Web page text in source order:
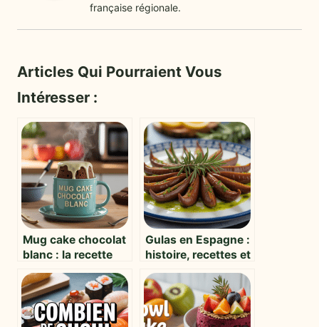
française régionale.
Articles Qui Pourraient Vous
Intéresser :
Mug cake chocolat
blanc : la recette
express et
gourmande à tester
d’urgence
Gulas en Espagne :
histoire, recettes et
vérités sur cette
spécialité
surprenante